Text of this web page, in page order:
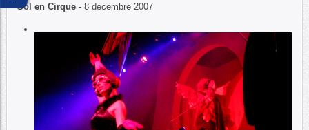
Sol en Cirque - 8 décembre 2007